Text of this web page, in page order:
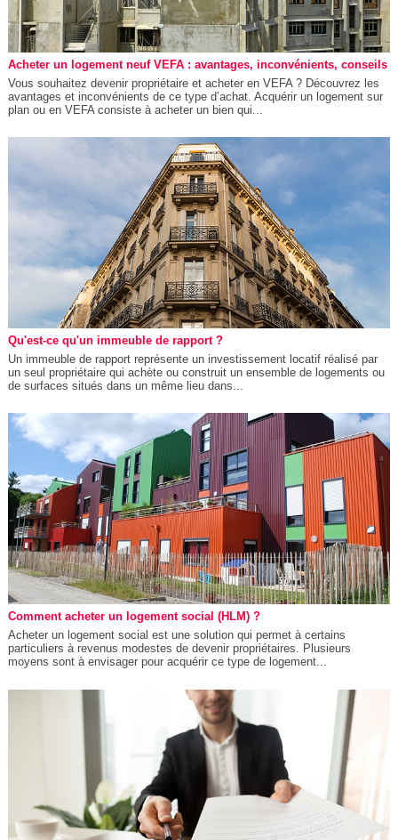
Acheter un logement neuf VEFA : avantages, inconvénients, conseils
Vous souhaitez devenir propriétaire et acheter en VEFA ? Découvrez les
avantages et inconvénients de ce type d’achat. Acquérir un logement sur
plan ou en VEFA consiste à acheter un bien qui...
Qu'est-ce qu'un immeuble de rapport ?
Un immeuble de rapport représente un investissement locatif réalisé par
un seul propriétaire qui achète ou construit un ensemble de logements ou
de surfaces situés dans un même lieu dans...
Comment acheter un logement social (HLM) ?
Acheter un logement social est une solution qui permet à certains
particuliers à revenus modestes de devenir propriétaires. Plusieurs
moyens sont à envisager pour acquérir ce type de logement...